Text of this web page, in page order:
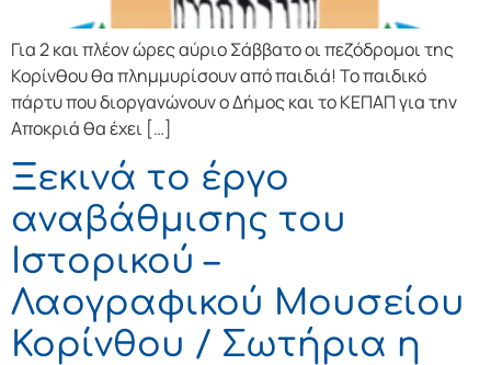
Για 2 και πλέον ώρες αύριο Σάββατο οι πεζόδρομοι της
Κορίνθου θα πλημμυρίσουν από παιδιά! Το παιδικό
πάρτυ που διοργανώνουν ο Δήμος και το ΚΕΠΑΠ για την
Αποκριά θα έχει […]
Ξεκινά το έργο
αναβάθμισης του
Ιστορικού –
Λαογραφικού Μουσείου
Κορίνθου / Σωτήρια η